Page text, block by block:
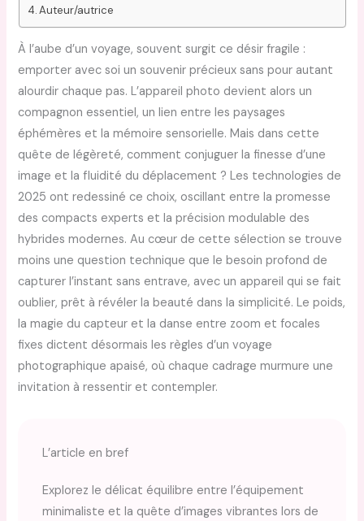
Auteur/autrice
À l’aube d’un voyage, souvent surgit ce désir fragile :
emporter avec soi un souvenir précieux sans pour autant
alourdir chaque pas. L’appareil photo devient alors un
compagnon essentiel, un lien entre les paysages
éphémères et la mémoire sensorielle. Mais dans cette
quête de légèreté, comment conjuguer la finesse d’une
image et la fluidité du déplacement ? Les technologies de
2025 ont redessiné ce choix, oscillant entre la promesse
des compacts experts et la précision modulable des
hybrides modernes. Au cœur de cette sélection se trouve
moins une question technique que le besoin profond de
capturer l’instant sans entrave, avec un appareil qui se fait
oublier, prêt à révéler la beauté dans la simplicité. Le poids,
la magie du capteur et la danse entre zoom et focales
fixes dictent désormais les règles d’un voyage
photographique apaisé, où chaque cadrage murmure une
invitation à ressentir et contempler.
L’article en bref
Explorez le délicat équilibre entre l’équipement
minimaliste et la quête d’images vibrantes lors de